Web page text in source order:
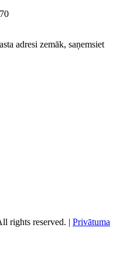
adresi zemāk, saņemsiet
rights reserved. | Privātuma